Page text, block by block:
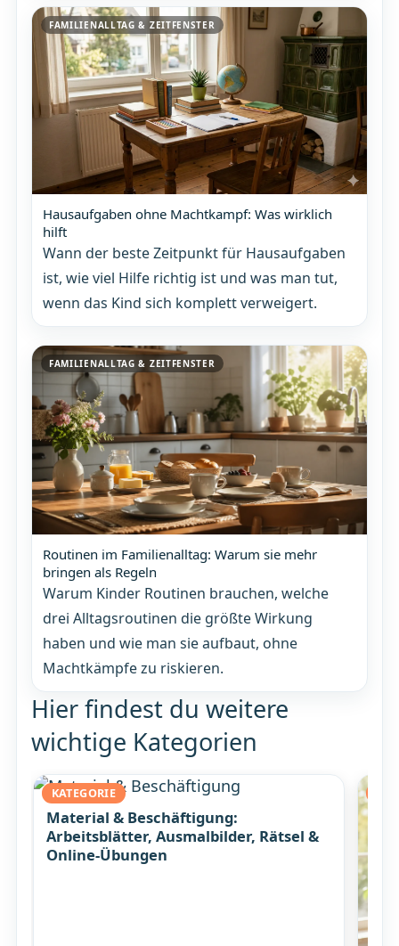
FAMILIENALLTAG & ZEITFENSTER
Hausaufgaben ohne Machtkampf: Was wirklich
hilft
Wann der beste Zeitpunkt für Hausaufgaben
ist, wie viel Hilfe richtig ist und was man tut,
wenn das Kind sich komplett verweigert.
FAMILIENALLTAG & ZEITFENSTER
Routinen im Familienalltag: Warum sie mehr
bringen als Regeln
Warum Kinder Routinen brauchen, welche
drei Alltagsroutinen die größte Wirkung
haben und wie man sie aufbaut, ohne
Machtkämpfe zu riskieren.
Hier findest du weitere
wichtige Kategorien
KATEGORIE
Material & Beschäftigung:
Arbeitsblätter, Ausmalbilder, Rätsel &
Online-Übungen